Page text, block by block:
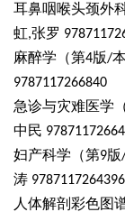
耳鼻咽喉头颈外
虹,张罗
麻醉学（第4版/
9787117266840
急诊与灾难医学
中民
妇产科学（第9版
涛 9787117264396
人体解剖彩色图